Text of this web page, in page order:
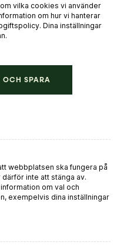
vilka cookies vi använder
om hur vi hanterar
Dina inställningar
OCH SPARA
webbplatsen ska fungera på
inte att stänga av.
om val och
exempelvis dina inställningar